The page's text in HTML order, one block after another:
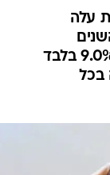
עלה
השנים
הקודמות ל-53.4%. בקרב החרדים 9.0% בלבד
בכל